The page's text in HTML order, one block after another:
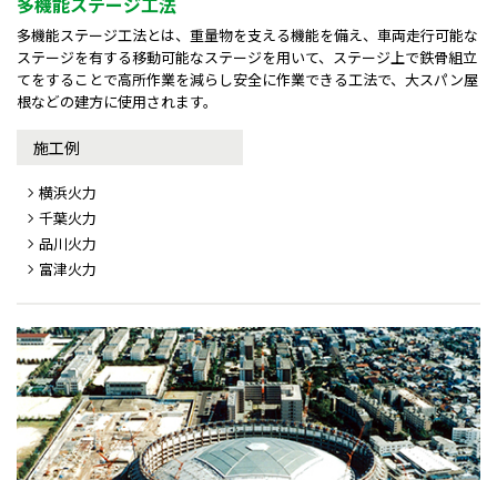
多機能ステージ工法とは、重量物を支える機能を備え、車両走行可能な
ステージを有する移動可能なステージを用いて、ステージ上で鉄骨組立
てをすることで高所作業を減らし安全に作業できる工法で、大スパン屋
根などの建方に使用されます。
施工例
横浜火力
千葉火力
品川火力
富津火力